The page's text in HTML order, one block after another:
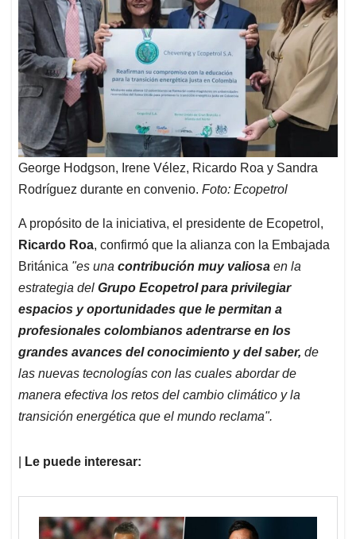
George Hodgson, Irene Vélez, Ricardo Roa y Sandra
Rodríguez durante en convenio. Foto: Ecopetrol
A propósito de la iniciativa, el presidente de Ecopetrol,
Ricardo Roa, confirmó que la alianza con la Embajada
Británica "es una contribución muy valiosa en la
estrategia del Grupo Ecopetrol para privilegiar
espacios y oportunidades que le permitan a
profesionales colombianos adentrarse en los
grandes avances del conocimiento y del saber, de
las nuevas tecnologías con las cuales abordar de
manera efectiva los retos del cambio climático y la
transición energética que el mundo reclama".
Le puede interesar: